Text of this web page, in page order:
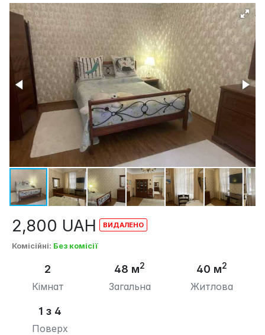
2,800 UAH
Комісійні: Без комісії
2
Кімнат
48 м2
Загальна
40 м2
Житлова
1 з 4
Поверх